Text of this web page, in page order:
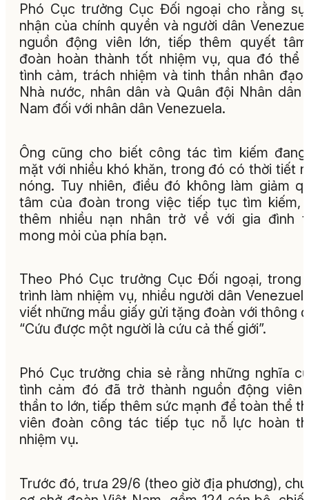
Phó Cục trưởng Cục Đối ngoại cho rằng
nhận của chính quyền và người dân
nguồn động viên lớn, tiếp thêm quyết
đoàn hoàn thành tốt nhiệm vụ, qua đó thể
tình cảm, trách nhiệm và tinh thần nhân đạo
Nhà nước, nhân dân và Quân đội Nhân dân
Nam đối với nhân dân Venezuela.
Ông cũng cho biết công tác tìm kiếm
mặt với nhiều khó khăn, trong đó có thời tiết
nóng. Tuy nhiên, điều đó không làm giảm
tâm của đoàn trong việc tiếp tục tìm kiếm,
thêm nhiều nạn nhân trở về với gia đình
mong mỏi của phía bạn.
Theo Phó Cục trưởng Cục Đối ngoại, trong
trình làm nhiệm vụ, nhiều người dân
viết những mẩu giấy gửi tặng đoàn với thông
“Cứu được một người là cứu cả thế giới”.
Phó Cục trưởng chia sẻ rằng những nghĩa
tình cảm đó đã trở thành nguồn động viên
thần to lớn, tiếp thêm sức mạnh để toàn thể
viên đoàn công tác tiếp tục nỗ lực hoàn
nhiệm vụ.
Trước đó, trưa 29/6 (theo giờ địa phương),